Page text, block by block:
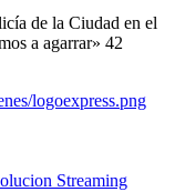
de la Ciudad en el
a agarrar» 42
Streaming